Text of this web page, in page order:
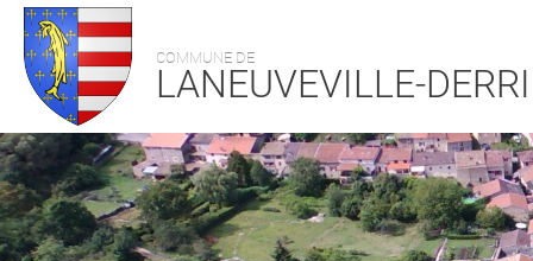
COMMUNE DE
LANEUVEVILLE-